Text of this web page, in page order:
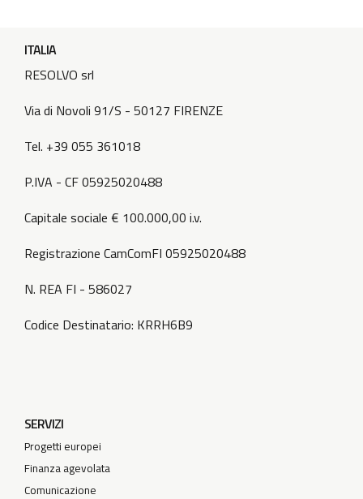
ITALIA
RESOLVO srl
Via di Novoli 91/S - 50127 FIRENZE
Tel. +39 055 361018
P.IVA - CF 05925020488
Capitale sociale € 100.000,00 i.v.
Registrazione CamComFI 05925020488
N. REA FI - 586027
Codice Destinatario: KRRH6B9
SERVIZI
Progetti europei
Finanza agevolata
Comunicazione